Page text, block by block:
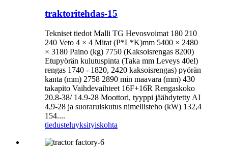
traktoritehdas-15
Tekniset tiedot Malli TG Hevosvoimat 180 210
240 Veto 4 × 4 Mitat (P*L*K)mm 5400 × 2480
× 3180 Paino (kg) 7750 (Kaksoisrengas 8200)
Etupyörän kulutuspinta (Taka mm Leveys 40el)
rengas 1740 - 1820, 2420 kaksoisrengas) pyörän
kanta (mm) 2758 2890 min maavara (mm) 430
takapito Vaihdevaihteet 16F+16R Rengaskoko
20.8-38/ 14.9-28 Moottori, tyyppi jäähdytetty AI
4,9-28 ja suoraruiskutus nimellisteho (kW) 132,4
154....
tiedusteluyksityiskohta